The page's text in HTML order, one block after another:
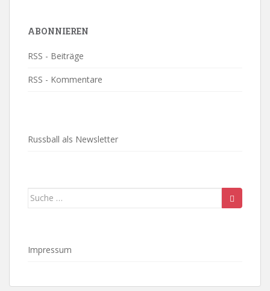
ABONNIEREN
RSS - Beiträge
RSS - Kommentare
Russball als Newsletter
Suche
Impressum